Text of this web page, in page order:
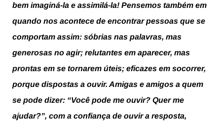
bem imaginá-la e assimilá-la! Pensemos também em
quando nos acontece de encontrar pessoas que se
comportam assim: sóbrias nas palavras, mas
generosas no agir; relutantes em aparecer, mas
prontas em se tornarem úteis; eficazes em socorrer,
porque dispostas a ouvir. Amigas e amigos a quem
se pode dizer: “Você pode me ouvir? Quer me
ajudar?”, com a confiança de ouvir a resposta,